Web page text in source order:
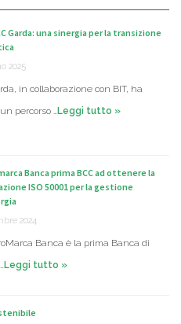
Garda: una sinergia per la transizione
2025
in collaborazione con BIT, ha
percorso …Leggi tutto »
Banca prima BCC ad ottenere la
ISO 50001 per la gestione
2024
Banca è la prima Banca di
Leggi tutto »